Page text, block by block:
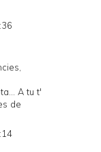
A tu t'
de